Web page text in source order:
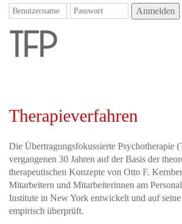
Anmelden
Therapieverfahren
Die Übertragungsfokussierte Psychotherapie
vergangenen 30 Jahren auf der Basis der
therapeutischen Konzepte von Otto F.
Mitarbeitern und Mitarbeiterinnen am
Institute in New York entwickelt und auf
empirisch überprüft.